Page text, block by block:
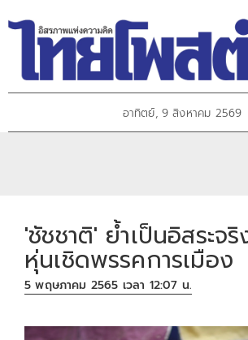
อาทิตย์, 9 สิงหาคม 2569
'ชัชชาติ' ย้ำเป็นอิสระจริ
หุ่นเชิดพรรคการเมือง
5 พฤษภาคม 2565 เวลา 12:07 น.